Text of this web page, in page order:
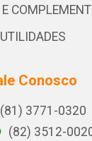
UTILIDADES
Conosco
(81) 3771-0320
(82) 3512-